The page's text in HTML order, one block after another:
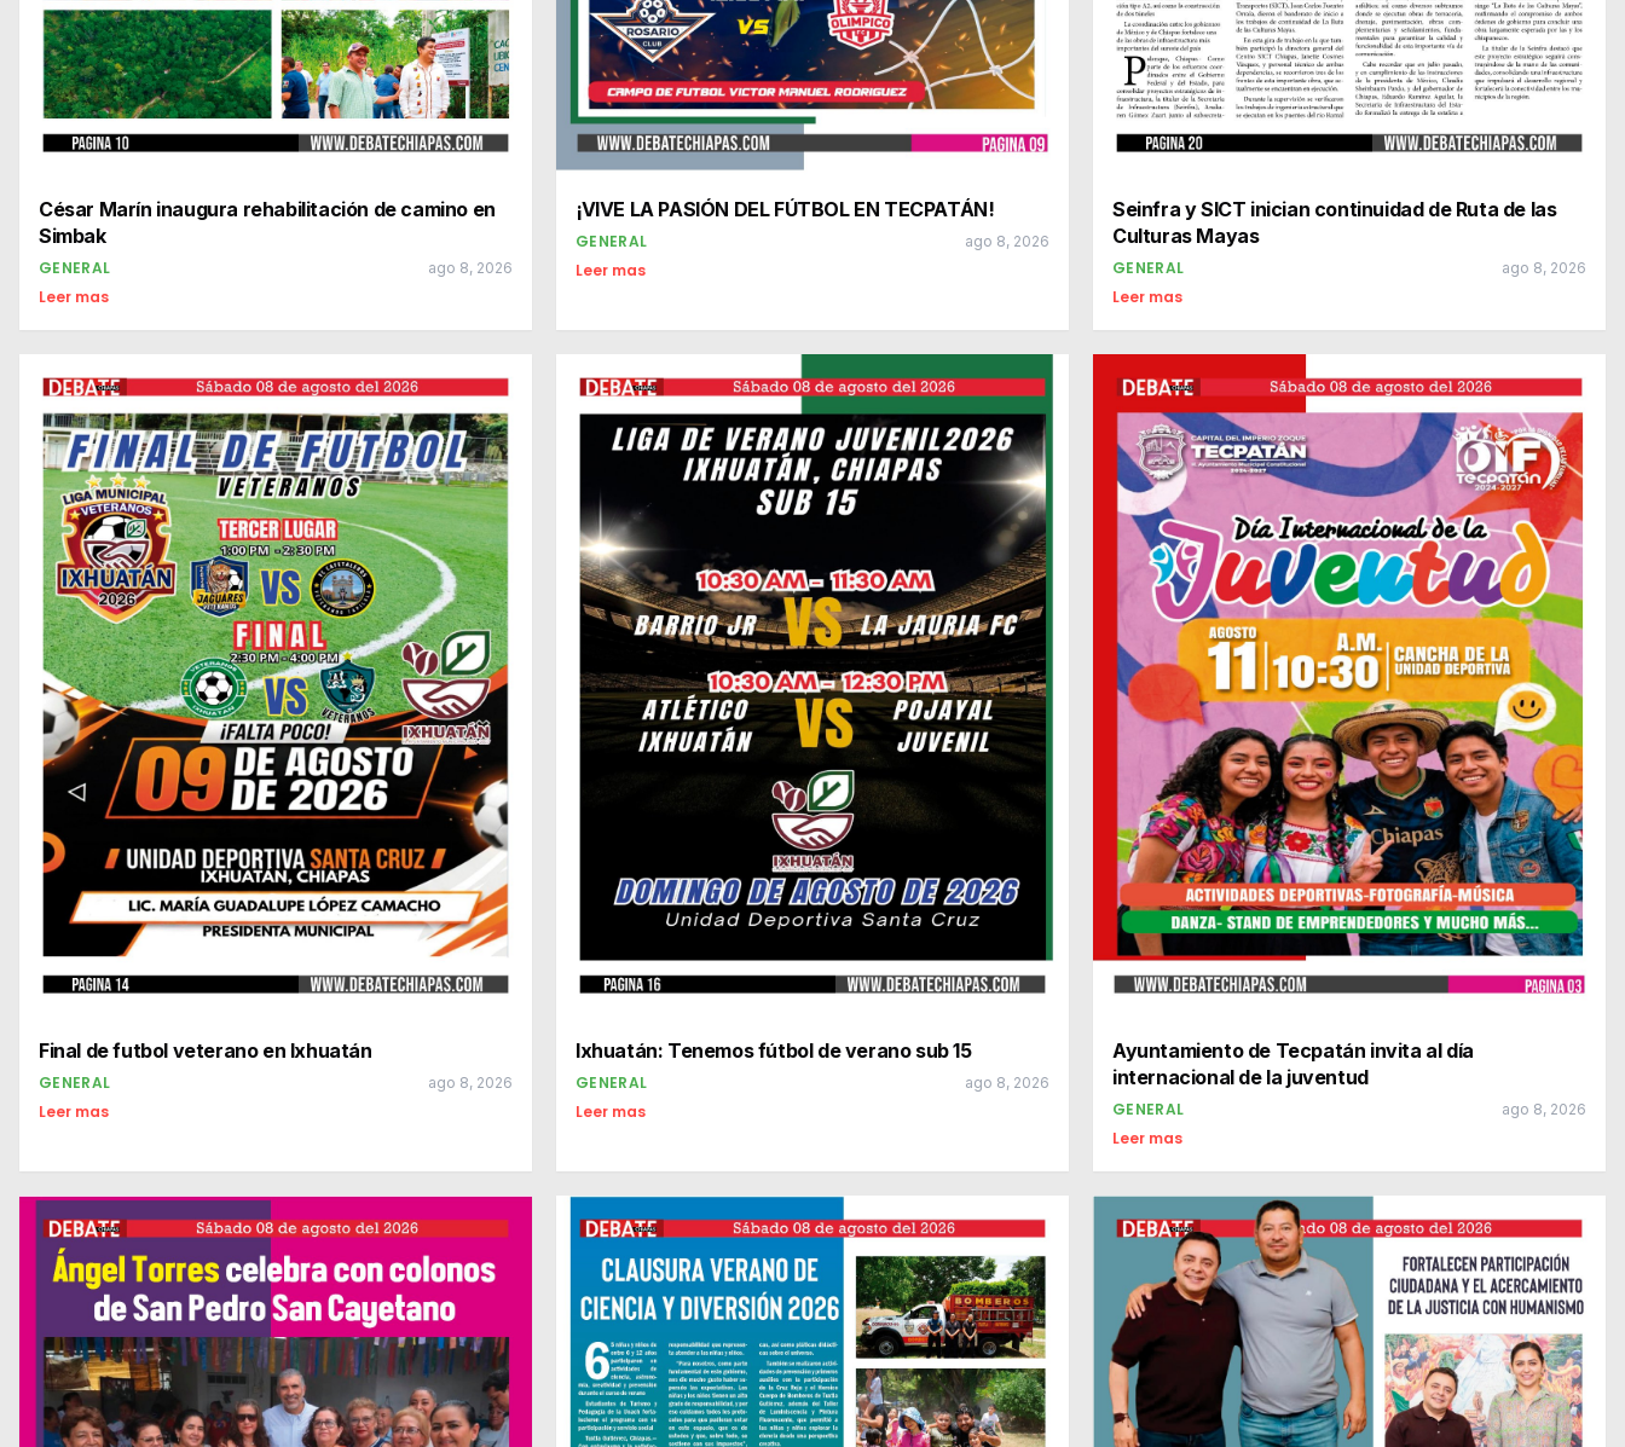
César Marín inaugura rehabilitación de camino en
Simbak
GENERAL ago 8, 2026
Leer mas
¡VIVE LA PASIÓN DEL FÚTBOL EN TECPATÁN!
GENERAL ago 8, 2026
Leer mas
Seinfra y SICT inician continuidad de Ruta de las
Culturas Mayas
GENERAL ago 8, 2026
Leer mas
Final de futbol veterano en Ixhuatán
GENERAL ago 8, 2026
Leer mas
Ixhuatán: Tenemos fútbol de verano sub 15
GENERAL ago 8, 2026
Leer mas
Ayuntamiento de Tecpatán invita al día
internacional de la juventud
GENERAL ago 8, 2026
Leer mas